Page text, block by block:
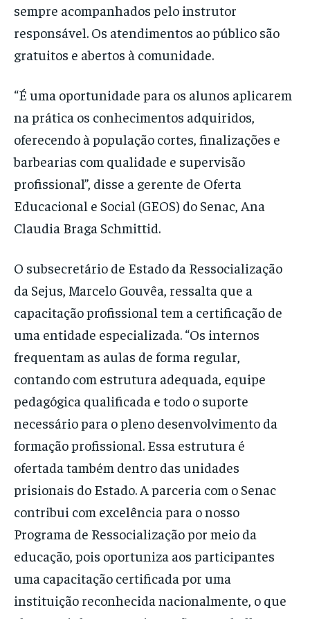
sempre acompanhados pelo instrutor
responsável. Os atendimentos ao público são
gratuitos e abertos à comunidade.
“É uma oportunidade para os alunos aplicarem
na prática os conhecimentos adquiridos,
oferecendo à população cortes, finalizações e
barbearias com qualidade e supervisão
profissional”, disse a gerente de Oferta
Educacional e Social (GEOS) do Senac, Ana
Claudia Braga Schmittid.
O subsecretário de Estado da Ressocialização
da Sejus, Marcelo Gouvêa, ressalta que a
capacitação profissional tem a certificação de
uma entidade especializada. “Os internos
frequentam as aulas de forma regular,
contando com estrutura adequada, equipe
pedagógica qualificada e todo o suporte
necessário para o pleno desenvolvimento da
formação profissional. Essa estrutura é
ofertada também dentro das unidades
prisionais do Estado. A parceria com o Senac
contribui com excelência para o nosso
Programa de Ressocialização por meio da
educação, pois oportuniza aos participantes
uma capacitação certificada por uma
instituição reconhecida nacionalmente, o que